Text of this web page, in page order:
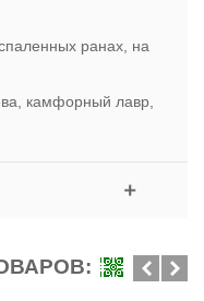
ранах, на
камфорный лавр,